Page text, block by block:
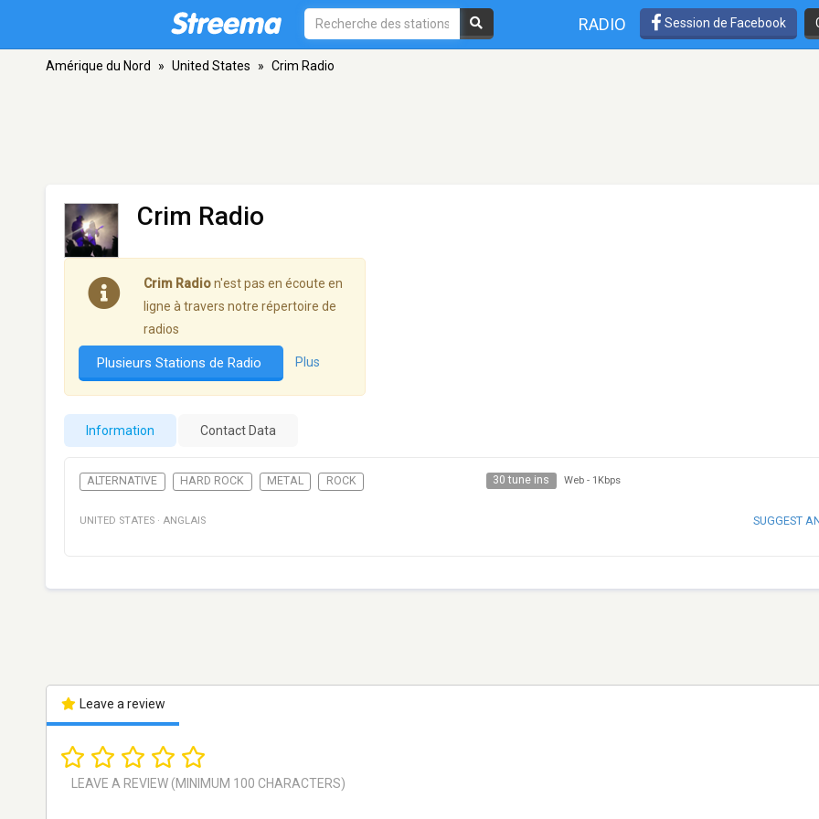
RADIO Session de Facebook
Amérique du Nord » United States » Crim Radio
Crim Radio
Crim Radion'est pas en écoute en
ligne à travers notre répertoire de
radios
Plusieurs Stations de Radio Plus
Information Contact Data
ALTERNATIVE HARD ROCK METAL ROCK 30 tune ins Web - 1Kbps
UNITED STATES · ANGLAIS SUGGEST
Leave a review